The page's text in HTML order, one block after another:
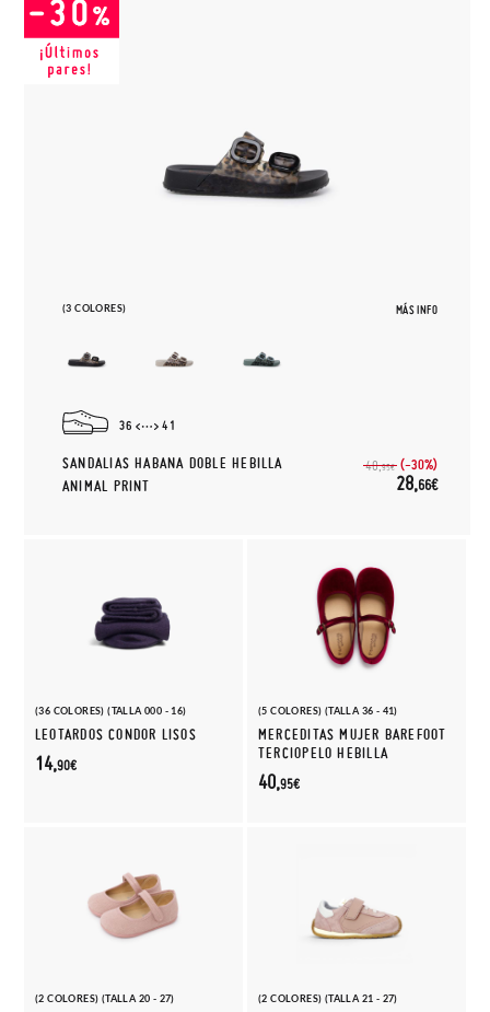
(3 COLORES) MÁS INFO
36 41
SANDALIAS HABANA DOBLE HEBILLA
ANIMAL PRINT
40,95€ (-30%)
28,66€
(36 COLORES) (TALLA 000 - 16)
LEOTARDOS CONDOR LISOS
14,90€
(5 COLORES) (TALLA 36 - 41)
MERCEDITAS MUJER BAREFOOT
TERCIOPELO HEBILLA
40,95€
(2 COLORES) (TALLA 20 - 27) (2 COLORES) (TALLA 21 - 27)